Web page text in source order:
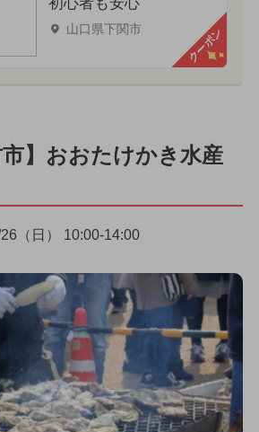
初心者も安心
山口県下関市 クーポン
市】おおたけかき水産
（日） 10:00-14:00